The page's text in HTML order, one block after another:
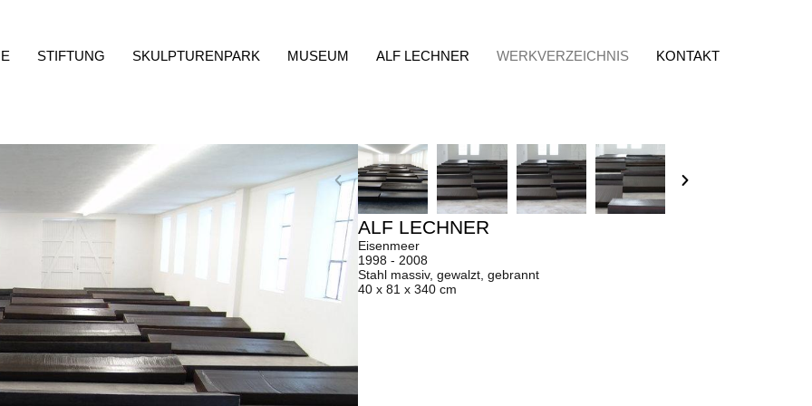
STIFTUNG SKULPTURENPARK MUSEUM ALF LECHNER WERKVERZEICHNIS KONTAKT
ALF LECHNER
Eisenmeer
1998 - 2008
Stahl massiv, gewalzt, gebrannt
40 x 81 x 340 cm